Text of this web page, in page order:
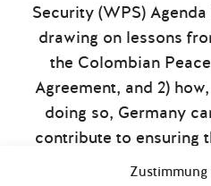
Security (WPS)
drawing on lessons
the Colombian Peace
Agreement, and 2)
doing so, Germany
contribute to ensuring
implementation of these